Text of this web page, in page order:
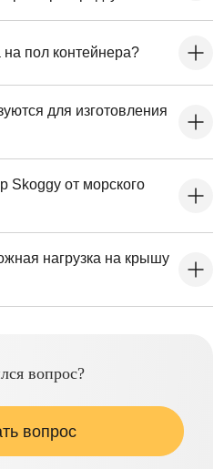
на пол контейнера?
для изготовления
Skoggy от морского
нагрузка на крышу
вопрос?
вопрос